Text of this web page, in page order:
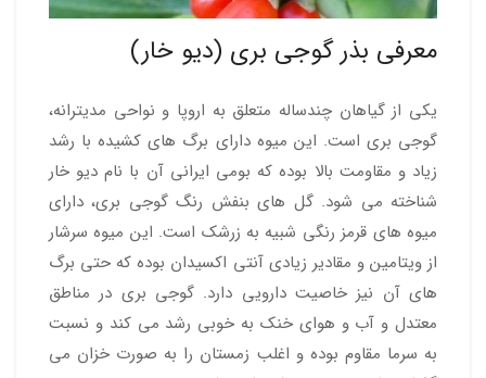
معرفی بذر گوجی بری (دیو خار)
یکی از گیاهان چندساله متعلق به اروپا و نواحی مدیترانه،
گوجی بری است. این میوه دارای برگ های کشیده با رشد
زیاد و مقاومت بالا بوده که بومی ایرانی آن با نام دیو خار
شناخته می شود. گل های بنفش رنگ گوجی بری، دارای
میوه های قرمز رنگی شبیه به زرشک است. این میوه سرشار
از ویتامین و مقادیر زیادی آنتی اکسیدان بوده که حتی برگ
های آن نیز خاصیت دارویی دارد. گوجی بری در مناطق
معتدل و آب و هوای خنک به خوبی رشد می کند و نسبت
به سرما مقاوم بوده و اغلب زمستان را به صورت خزان می